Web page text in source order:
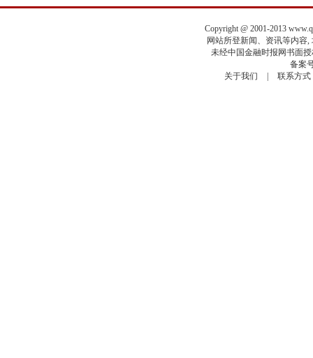
Copyright @ 2001-2013
网站所登新闻、资讯等内容,
未经中国金融时报网书面授
备案
关于我们
联系方式